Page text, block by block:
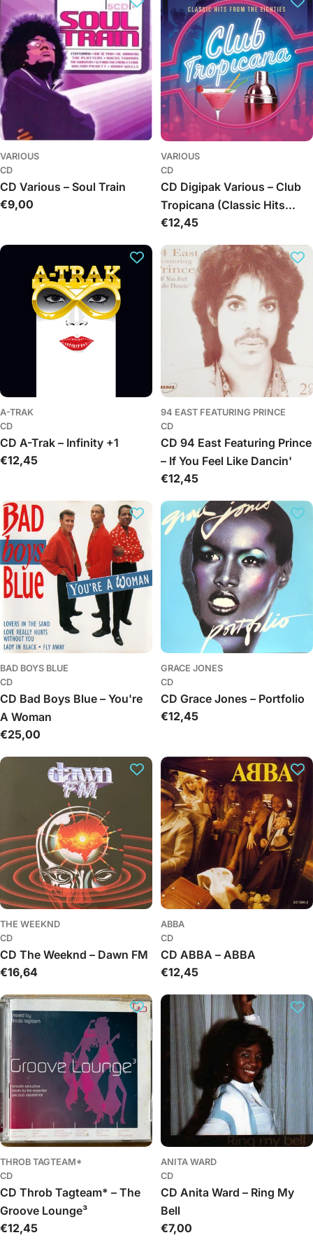
VARIOUS
CD
CD Various – Soul Train
Įprasta
€9,00
VARIOUS
CD
CD Digipak Various – Club
Tropicana (Classic Hits
From The Eighties)
Įprasta
€12,45
A-TRAK
CD
CD A-Trak – Infinity +1
Įprasta
€12,45
94 EAST FEATURING PRINCE
CD
CD 94 East Featuring Prince
– If You Feel Like Dancin'
Įprasta
€12,45
BAD BOYS BLUE
CD
CD Bad Boys Blue – You're
A Woman
Įprasta
€25,00
GRACE JONES
CD
CD Grace Jones – Portfolio
Įprasta
€12,45
THE WEEKND
CD
CD The Weeknd – Dawn FM
Įprasta
€16,64
ABBA
CD
CD ABBA – ABBA
Įprasta
€12,45
THROB TAGTEAM*
CD
CD Throb Tagteam* – The
Groove Lounge³
Įprasta
€12,45
ANITA WARD
CD
CD Anita Ward – Ring My
Bell
Įprasta
€7,00